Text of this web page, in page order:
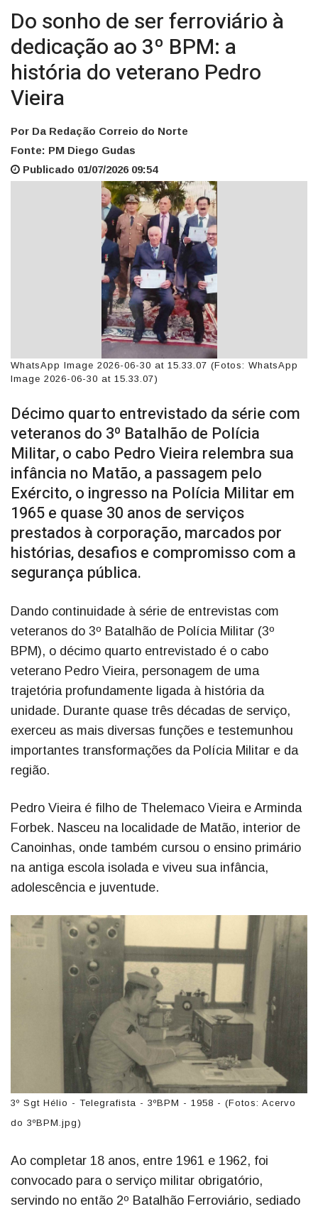
Do sonho de ser ferroviário à
dedicação ao 3º BPM: a
história do veterano Pedro
Vieira
Por Da Redação Correio do Norte
Fonte: PM Diego Gudas
Publicado 01/07/2026 09:54
WhatsApp Image 2026-06-30 at 15.33.07 (Fotos: WhatsApp
Image 2026-06-30 at 15.33.07)
Décimo quarto entrevistado da série com
veteranos do 3º Batalhão de Polícia
Militar, o cabo Pedro Vieira relembra sua
infância no Matão, a passagem pelo
Exército, o ingresso na Polícia Militar em
1965 e quase 30 anos de serviços
prestados à corporação, marcados por
histórias, desafios e compromisso com a
segurança pública.
Dando continuidade à série de entrevistas com
veteranos do 3º Batalhão de Polícia Militar (3º
BPM), o décimo quarto entrevistado é o cabo
veterano Pedro Vieira, personagem de uma
trajetória profundamente ligada à história da
unidade. Durante quase três décadas de serviço,
exerceu as mais diversas funções e testemunhou
importantes transformações da Polícia Militar e da
região.
Pedro Vieira é filho de Thelemaco Vieira e Arminda
Forbek. Nasceu na localidade de Matão, interior de
Canoinhas, onde também cursou o ensino primário
na antiga escola isolada e viveu sua infância,
adolescência e juventude.
3º Sgt Hélio - Telegrafista - 3ºBPM - 1958 - (Fotos: Acervo
do 3ºBPM.jpg)
Ao completar 18 anos, entre 1961 e 1962, foi
convocado para o serviço militar obrigatório,
servindo no então 2º Batalhão Ferroviário, sediado